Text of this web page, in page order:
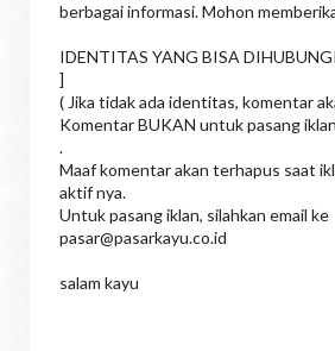
berbagai informasi. Mohon
IDENTITAS YANG BISA
]
( Jika tidak ada identitas, komentar
Komentar BUKAN untuk pasang
.
Maaf komentar akan terhapus saat
aktif nya.
Untuk pasang iklan, silahkan email ke
pasar@pasarkayu.co.id
salam kayu